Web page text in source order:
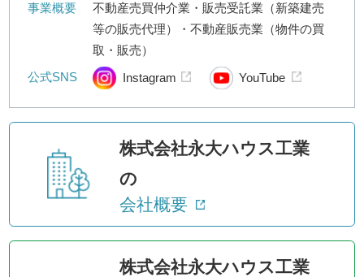
事業概要
不動産売買仲介業・販売受託業（新築建売
等の販売代理）・不動産販売業（物件の買
取・販売）
公式SNS
Instagram YouTube
株式会社永大ハウス工業
の
会社概要
株式会社永大ハウス工業